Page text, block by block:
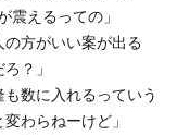
えるっての」
方がいい案が出る
？」
数に入れるっていう
わらねーけど」